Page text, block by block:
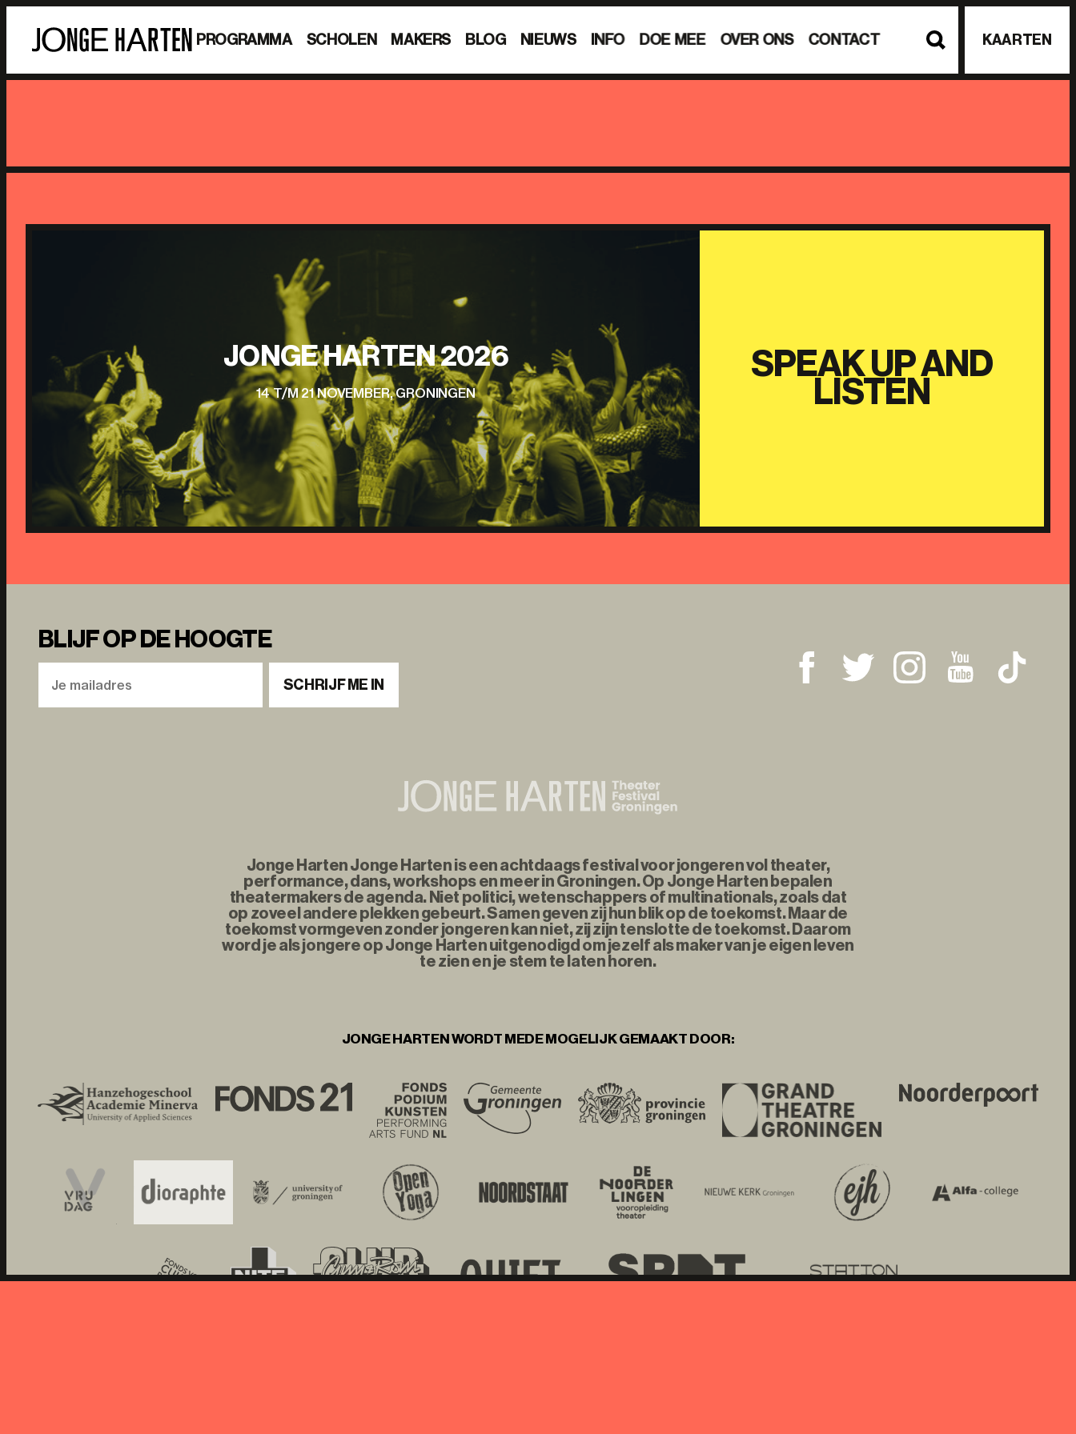
KAARTEN
PROGRAMMA SCHOLEN MAKERS BLOG NIEUWS INFO DOE MEE OVER ONS CONTACT
JONGE HARTEN 2026
14 T/M 21 NOVEMBER, GRONINGEN
SPEAK UP AND
LISTEN
BLIJF OP DE HOOGTE
SCHRIJF ME IN
Jonge Harten Jonge Harten is een achtdaags festival voor jongeren vol theater,
performance, dans, workshops en meer in Groningen. Op Jonge Harten bepalen
theatermakers de agenda. Niet politici, wetenschappers of multinationals, zoals dat
op zoveel andere plekken gebeurt. Samen geven zij hun blik op de toekomst. Maar de
toekomst vormgeven zonder jongeren kan niet, zij zijn tenslotte de toekomst. Daarom
word je als jongere op Jonge Harten uitgenodigd om jezelf als maker van je eigen leven
te zien en je stem te laten horen.
JONGE HARTEN WORDT MEDE MOGELIJK GEMAAKT DOOR: